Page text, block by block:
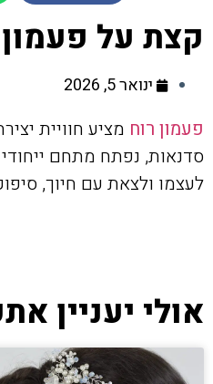
קצת על
ינואר 5, 2026
פעמון רוח מציע חוויית
סדנאות, נפתח מתחם
לעצמו ולצאת עם חיוך,
אולי יעניין